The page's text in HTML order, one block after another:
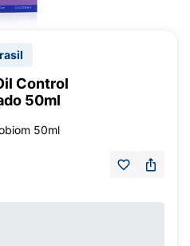
Control
50ml
50ml